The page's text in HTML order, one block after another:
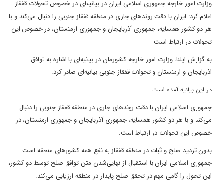
وزارت امور خارجه جمهوری اسلامی ایران در بیانیه‌ای در خصوص تحولات قفقاز
اعلام کرد: ایران با دقت روندهای جاری در منطقه قفقاز جنوبی را دنبال می‌کند و با
هر دو کشور همسایه، جمهوری آذربایجان و جمهوری ارمنستان، در خصوص این
تحولات در ارتباط است.
به گزارش ایلنا، وزارت امور خارجه کشورمان در بیانیه‌ای با اشاره به توافق
اذربایجان و ارمنستان و تحولات قفقاز جنوبی بیانیه‌ای صادر کرد.
در این بیانیه آمده است:
جمهوری اسلامی ایران با دقت روندهای جاری در منطقه قفقاز جنوبی را دنبال
می‌کند و با هر دو کشور همسایه، جمهوری آذربایجان و جمهوری ارمنستان، در
خصوص این تحولات در ارتباط است.
بدون تردید صلح و ثبات در منطقه قفقاز به نفع همه کشورهای منطقه است.
جمهوری اسلامی ایران با استقبال از نهایی‌شدن متن توافق صلح توسط دو کشور،
این تحول را گامی مهم در تحقق صلح پایدار در منطقه ارزیابی می‌کند.